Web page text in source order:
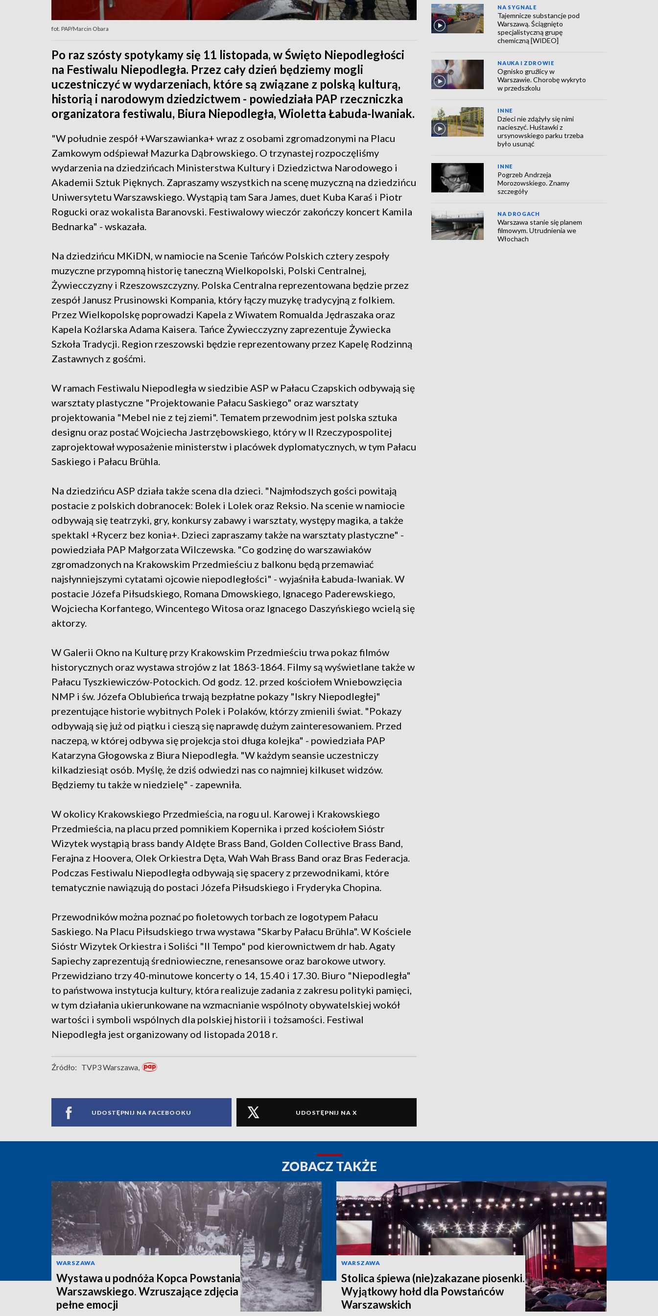
fot. PAP/Marcin Obara
Po raz szósty spotykamy się 11 listopada, w Święto Niepodległości
na Festiwalu Niepodległa. Przez cały dzień będziemy mogli
uczestniczyć w wydarzeniach, które są związane z polską kulturą,
historią i narodowym dziedzictwem - powiedziała PAP rzeczniczka
organizatora festiwalu, Biura Niepodległa, Wioletta Łabuda-Iwaniak.
"W południe zespół +Warszawianka+ wraz z osobami zgromadzonymi na Placu
Zamkowym odśpiewał Mazurka Dąbrowskiego. O trzynastej rozpoczęliśmy
wydarzenia na dziedzińcach Ministerstwa Kultury i Dziedzictwa Narodowego i
Akademii Sztuk Pięknych. Zapraszamy wszystkich na scenę muzyczną na dziedzińcu
Uniwersytetu Warszawskiego. Wystąpią tam Sara James, duet Kuba Karaś i Piotr
Rogucki oraz wokalista Baranovski. Festiwalowy wieczór zakończy koncert Kamila
Bednarka" - wskazała.
Na dziedzińcu MKiDN, w namiocie na Scenie Tańców Polskich cztery zespoły
muzyczne przypomną historię taneczną Wielkopolski, Polski Centralnej,
Żywiecczyzny i Rzeszowszczyzny. Polska Centralna reprezentowana będzie przez
zespół Janusz Prusinowski Kompania, który łączy muzykę tradycyjną z folkiem.
Przez Wielkopolskę poprowadzi Kapela z Wiwatem Romualda Jędraszaka oraz
Kapela Koźlarska Adama Kaisera. Tańce Żywiecczyzny zaprezentuje Żywiecka
Szkoła Tradycji. Region rzeszowski będzie reprezentowany przez Kapelę Rodzinną
Zastawnych z gośćmi.
W ramach Festiwalu Niepodległa w siedzibie ASP w Pałacu Czapskich odbywają się
warsztaty plastyczne "Projektowanie Pałacu Saskiego" oraz warsztaty
projektowania "Mebel nie z tej ziemi". Tematem przewodnim jest polska sztuka
designu oraz postać Wojciecha Jastrzębowskiego, który w II Rzeczypospolitej
zaprojektował wyposażenie ministerstw i placówek dyplomatycznych, w tym Pałacu
Saskiego i Pałacu Brühla.
Na dziedzińcu ASP działa także scena dla dzieci. "Najmłodszych gości powitają
postacie z polskich dobranocek: Bolek i Lolek oraz Reksio. Na scenie w namiocie
odbywają się teatrzyki, gry, konkursy zabawy i warsztaty, występy magika, a także
spektakl +Rycerz bez konia+. Dzieci zapraszamy także na warsztaty plastyczne" -
powiedziała PAP Małgorzata Wilczewska. "Co godzinę do warszawiaków
zgromadzonych na Krakowskim Przedmieściu z balkonu będą przemawiać
najsłynniejszymi cytatami ojcowie niepodległości" - wyjaśniła Łabuda-Iwaniak. W
postacie Józefa Piłsudskiego, Romana Dmowskiego, Ignacego Paderewskiego,
Wojciecha Korfantego, Wincentego Witosa oraz Ignacego Daszyńskiego wcielą się
aktorzy.
W Galerii Okno na Kulturę przy Krakowskim Przedmieściu trwa pokaz filmów
historycznych oraz wystawa strojów z lat 1863-1864. Filmy są wyświetlane także w
Pałacu Tyszkiewiczów-Potockich. Od godz. 12. przed kościołem Wniebowzięcia
NMP i św. Józefa Oblubieńca trwają bezpłatne pokazy "Iskry Niepodległej"
prezentujące historie wybitnych Polek i Polaków, którzy zmienili świat. "Pokazy
odbywają się już od piątku i cieszą się naprawdę dużym zainteresowaniem. Przed
naczepą, w której odbywa się projekcja stoi długa kolejka" - powiedziała PAP
Katarzyna Głogowska z Biura Niepodległa. "W każdym seansie uczestniczy
kilkadziesiąt osób. Myślę, że dziś odwiedzi nas co najmniej kilkuset widzów.
Będziemy tu także w niedzielę" - zapewniła.
W okolicy Krakowskiego Przedmieścia, na rogu ul. Karowej i Krakowskiego
Przedmieścia, na placu przed pomnikiem Kopernika i przed kościołem Sióstr
Wizytek wystąpią brass bandy Aldęte Brass Band, Golden Collective Brass Band,
Ferajna z Hoovera, Olek Orkiestra Dęta, Wah Wah Brass Band oraz Bras Federacja.
Podczas Festiwalu Niepodległa odbywają się spacery z przewodnikami, które
tematycznie nawiązują do postaci Józefa Piłsudskiego i Fryderyka Chopina.
Przewodników można poznać po fioletowych torbach ze logotypem Pałacu
Saskiego. Na Placu Piłsudskiego trwa wystawa "Skarby Pałacu Brühla". W Kościele
Sióstr Wizytek Orkiestra i Soliści "Il Tempo" pod kierownictwem dr hab. Agaty
Sapiechy zaprezentują średniowieczne, renesansowe oraz barokowe utwory.
Przewidziano trzy 40-minutowe koncerty o 14, 15.40 i 17.30. Biuro "Niepodległa"
to państwowa instytucja kultury, która realizuje zadania z zakresu polityki pamięci,
w tym działania ukierunkowane na wzmacnianie wspólnoty obywatelskiej wokół
wartości i symboli wspólnych dla polskiej historii i tożsamości. Festiwal
Niepodległa jest organizowany od listopada 2018 r.
Źródło: TVP3 Warszawa,
UDOSTĘPNIJ NA FACEBOOKU UDOSTĘPNIJ NA X
NA SYGNALE
Tajemnicze substancje pod
Warszawą. Ściągnięto
specjalistyczną grupę
chemiczną [WIDEO]
NAUKA I ZDROWIE
Ognisko gruźlicy w
Warszawie. Chorobę wykryto
w przedszkolu
INNE
Dzieci nie zdążyły się nimi
nacieszyć. Huśtawki z
ursynowskiego parku trzeba
było usunąć
INNE
Pogrzeb Andrzeja
Morozowskiego. Znamy
szczegóły
NA DROGACH
Warszawa stanie się planem
filmowym. Utrudnienia we
Włochach
ZOBACZ TAKŻE
WARSZAWA
Wystawa u podnóża Kopca Powstania
Warszawskiego. Wzruszające zdjęcia
pełne emocji
WARSZAWA
Stolica śpiewa (nie)zakazane piosenki.
Wyjątkowy hołd dla Powstańców
Warszawskich